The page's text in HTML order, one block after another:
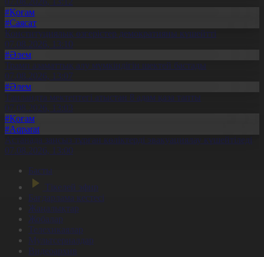
#Қоғам
#Саясат
Конституциялық өзгерістер демократияны күшейтті
07.08.2026, 13:10
#Әлем
Трамп азаматтық алу мүмкіндігін шектей бастады
07.08.2026, 13:07
#Әлем
Таиландта мектептегі атыстан 8 адам қаза тапты
07.08.2026, 13:03
#Қоғам
#Aqparat
Астанада заңсыз тұрған көліктерді эвакуациялау күшейтіледі
07.08.2026, 13:00
Басты
Тікелей эфир
Бағдарлама кестесі
Жаңалықтар
Жобалар
Телехикаялар
Мультсериалдар
Видеоархив